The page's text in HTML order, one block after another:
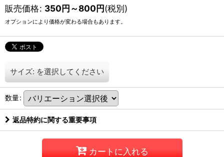
販売価格: 350円～800円(税別)
オプションにより価格が変わる場合もあります。
サイズ: を選択してください
数量:
返品特約に関する重要事項
カートに入れる